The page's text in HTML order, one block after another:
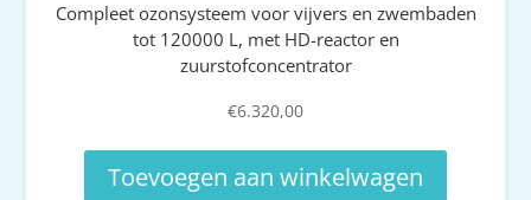
Compleet ozonsysteem voor vijvers en zwembaden
tot 120000 L, met HD-reactor en
zuurstofconcentrator
€6.320,00
Toevoegen aan winkelwagen